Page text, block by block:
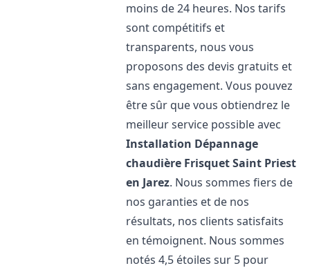
moins de 24 heures. Nos tarifs
sont compétitifs et
transparents, nous vous
proposons des devis gratuits et
sans engagement. Vous pouvez
être sûr que vous obtiendrez le
meilleur service possible avec
Installation Dépannage
chaudière FrisquetSaint Priest
en Jarez. Nous sommes fiers de
nos garanties et de nos
résultats, nos clients satisfaits
en témoignent. Nous sommes
notés 4,5 étoiles sur 5 pour